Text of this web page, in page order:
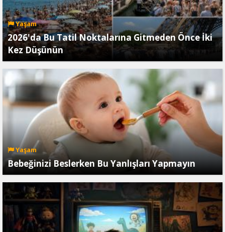
Yaşam
2026'da Bu Tatil Noktalarına Gitmeden Önce İki
Kez Düşünün
Yaşam
Bebeğinizi Beslerken Bu Yanlışları Yapmayın